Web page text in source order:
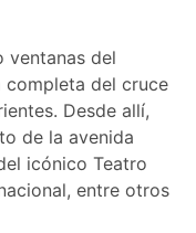
ventanas del
completa del cruce
Desde allí,
de la avenida
icónico Teatro
entre otros